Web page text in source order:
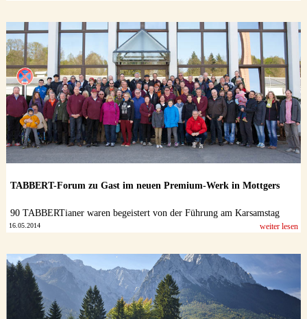
TABBERT-Forum zu Gast im neuen Premium-Werk in Mottgers
90 TABBERTianer waren begeistert von der Führung am Karsamstag
16.05.2014 weiter lesen